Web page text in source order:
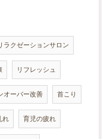
ラクゼーションサロン
リフレッシュ
オーバー改善 首こり
れ 育児の疲れ